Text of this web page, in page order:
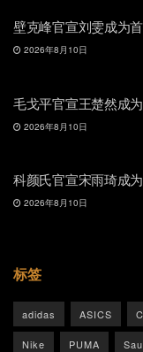
壁克峰官宣刘雯成为
2026年8月10日
毛戈平官宣王楚然成
2026年8月10日
科颜氏官宣宋雨琦成
2026年8月10日
标签
adidas ASICS
Nike PUMA